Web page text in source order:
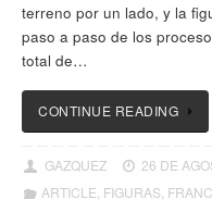
terreno por un lado, y la
paso a paso de los
total de…
CONTINUE READING
GAZQUEZ
26 DE
ARTICLE FIGURAS